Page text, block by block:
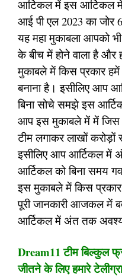
आर्टिकल में इस आर्टिकल
आई पी एल 2023 का जोर
यह महा मुकाबला आपको
के बीच में होने वाला है
मुकाबले में किस प्रकार हमें
बनाना है। इसीलिए आप
बिना सोचे समझे इस
आप इस मुकाबले में में जिस
टीम लगाकर लाखों
इसीलिए आप आर्टिकल में
आर्टिकल को बिना समय
इस मुकाबले में किस प्रकार
पूरी जानकारी आजकल में
आर्टिकल में अंत तक अवश्य
Dream11 टीम बिल्कुल
जीतने के लिए हमारे